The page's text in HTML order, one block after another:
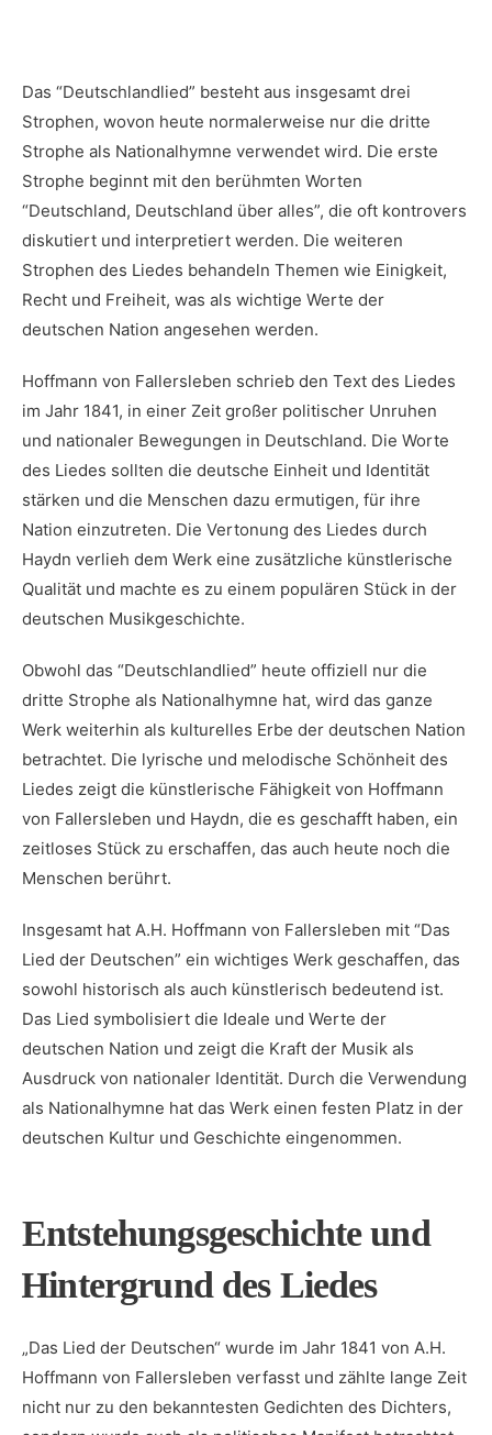
Das “Deutschlandlied” besteht aus insgesamt drei
Strophen, wovon heute normalerweise nur die dritte
Strophe als Nationalhymne verwendet wird. Die erste
Strophe beginnt mit den berühmten Worten
“Deutschland, Deutschland über alles”, die‍ oft kontrovers
diskutiert und interpretiert​ werden. Die⁢ weiteren‍
Strophen ‍des‌ Liedes⁣ behandeln Themen wie Einigkeit,
Recht und Freiheit, was als wichtige Werte der
deutschen ‌Nation angesehen werden.
Hoffmann von Fallersleben schrieb den Text des Liedes
im Jahr 1841, in‍ einer Zeit großer politischer Unruhen
‍und nationaler Bewegungen in ​Deutschland. Die Worte
des ‌Liedes sollten die deutsche Einheit und Identität
stärken und‌ die Menschen dazu ermutigen, für ihre
Nation einzutreten. Die Vertonung des Liedes durch
Haydn verlieh dem Werk eine zusätzliche künstlerische
Qualität und machte es zu⁢ einem populären Stück in​ der
⁢deutschen ⁤Musikgeschichte.
Obwohl das “Deutschlandlied”‌ heute offiziell⁢ nur die⁤
dritte​ Strophe als ⁣Nationalhymne hat,⁢ wird ⁢das ganze
Werk weiterhin als kulturelles ⁤Erbe der deutschen Nation
betrachtet. Die lyrische und melodische Schönheit des
Liedes zeigt die künstlerische Fähigkeit von ⁤Hoffmann
von Fallersleben und Haydn, die ⁢es geschafft haben,‍ ein
zeitloses Stück ⁤zu ⁣erschaffen, das auch heute noch die
Menschen berührt.
Insgesamt ⁢hat​ A.H. Hoffmann von Fallersleben mit “Das
Lied der Deutschen” ein wichtiges Werk geschaffen, das
sowohl historisch als auch künstlerisch bedeutend ist.
Das Lied symbolisiert die Ideale und Werte der
deutschen⁤ Nation und zeigt die Kraft der ⁣Musik als ​
Ausdruck von nationaler Identität. Durch die Verwendung
als Nationalhymne hat⁣ das Werk einen​ festen Platz in der​
deutschen ⁢Kultur und Geschichte eingenommen.
Entstehungsgeschichte und
⁣Hintergrund des Liedes
„Das ‍Lied der Deutschen“ wurde⁣ im Jahr 1841 ⁤von A.H.
Hoffmann von Fallersleben verfasst und zählte​ lange Zeit
nicht nur zu den‍ bekanntesten Gedichten des Dichters,